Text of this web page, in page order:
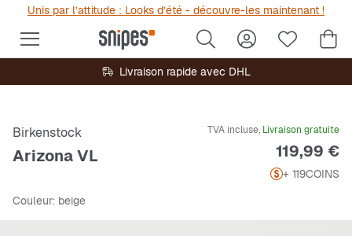
Unis par l’attitude : Looks d’été - découvre-les maintenant !
Livraison rapide avec DHL
Birkenstock
Arizona VL
TVA incluse, Livraison gratuite
Prix
119,99 €
+ 119COINS
Couleur: beige